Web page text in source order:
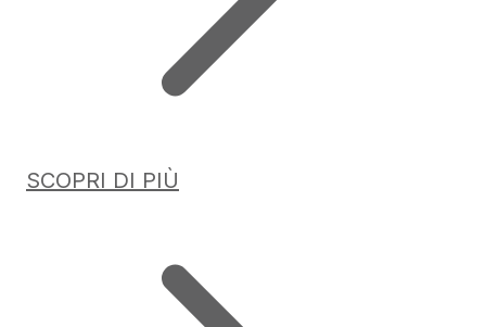
SCOPRI DI PIÙ